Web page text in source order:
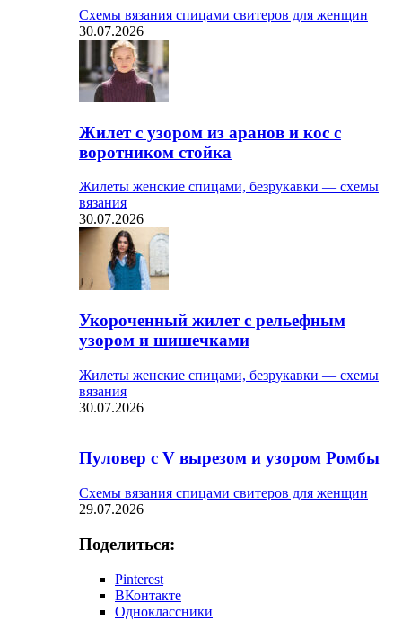
Схемы вязания спицами свитеров для женщин
30.07.2026
Жилет с узором из аранов и кос с
воротником стойка
Жилеты женские спицами, безрукавки — схемы
вязания
30.07.2026
Укороченный жилет с рельефным
узором и шишечками
Жилеты женские спицами, безрукавки — схемы
вязания
30.07.2026
Пуловер с V вырезом и узором Ромбы
Схемы вязания спицами свитеров для женщин
29.07.2026
Поделиться:
Pinterest
ВКонтакте
Одноклассники